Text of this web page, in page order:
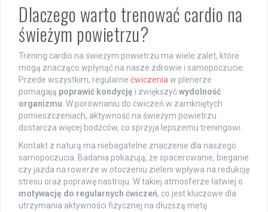
Dlaczego warto trenować cardio na
świeżym powietrzu?
Trening cardio na świeżym powietrzu ma wiele zalet, które
mogą znacząco wpłynąć na nasze zdrowie i samopoczucie.
Przede wszystkim, regularne ćwiczeniaw plenerze
pomagają poprawić kondycję i zwiększyćwydolność
organizmu. W porównaniu do ćwiczeń w zamkniętych
pomieszczeniach, aktywność na świeżym powietrzu
dostarcza więcej bodźców, co sprzyja lepszemu treningowi.
Kontakt z naturą ma niebagatelne znaczenie dla naszego
samopoczucia. Badania pokazują, że spacerowanie, bieganie
czy jazda na rowerze w otoczeniu zieleni wpływa na redukcję
stresu oraz poprawę nastroju. W takiej atmosferze łatwiej o
motywację do regularnych ćwiczeń, co jest kluczowe dla
utrzymania aktywności fizycznej na dłuższą metę.